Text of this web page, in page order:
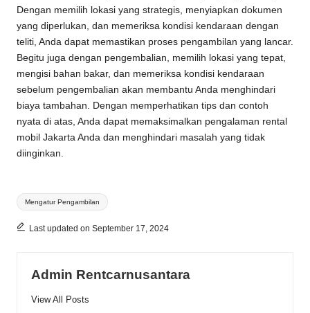
Dengan memilih lokasi yang strategis, menyiapkan dokumen
yang diperlukan, dan memeriksa kondisi kendaraan dengan
teliti, Anda dapat memastikan proses pengambilan yang lancar.
Begitu juga dengan pengembalian, memilih lokasi yang tepat,
mengisi bahan bakar, dan memeriksa kondisi kendaraan
sebelum pengembalian akan membantu Anda menghindari
biaya tambahan. Dengan memperhatikan tips dan contoh
nyata di atas, Anda dapat memaksimalkan pengalaman rental
mobil Jakarta Anda dan menghindari masalah yang tidak
diinginkan.
Tags:
Mengatur Pengambilan
Last updated on September 17, 2024
Admin Rentcarnusantara
View All Posts